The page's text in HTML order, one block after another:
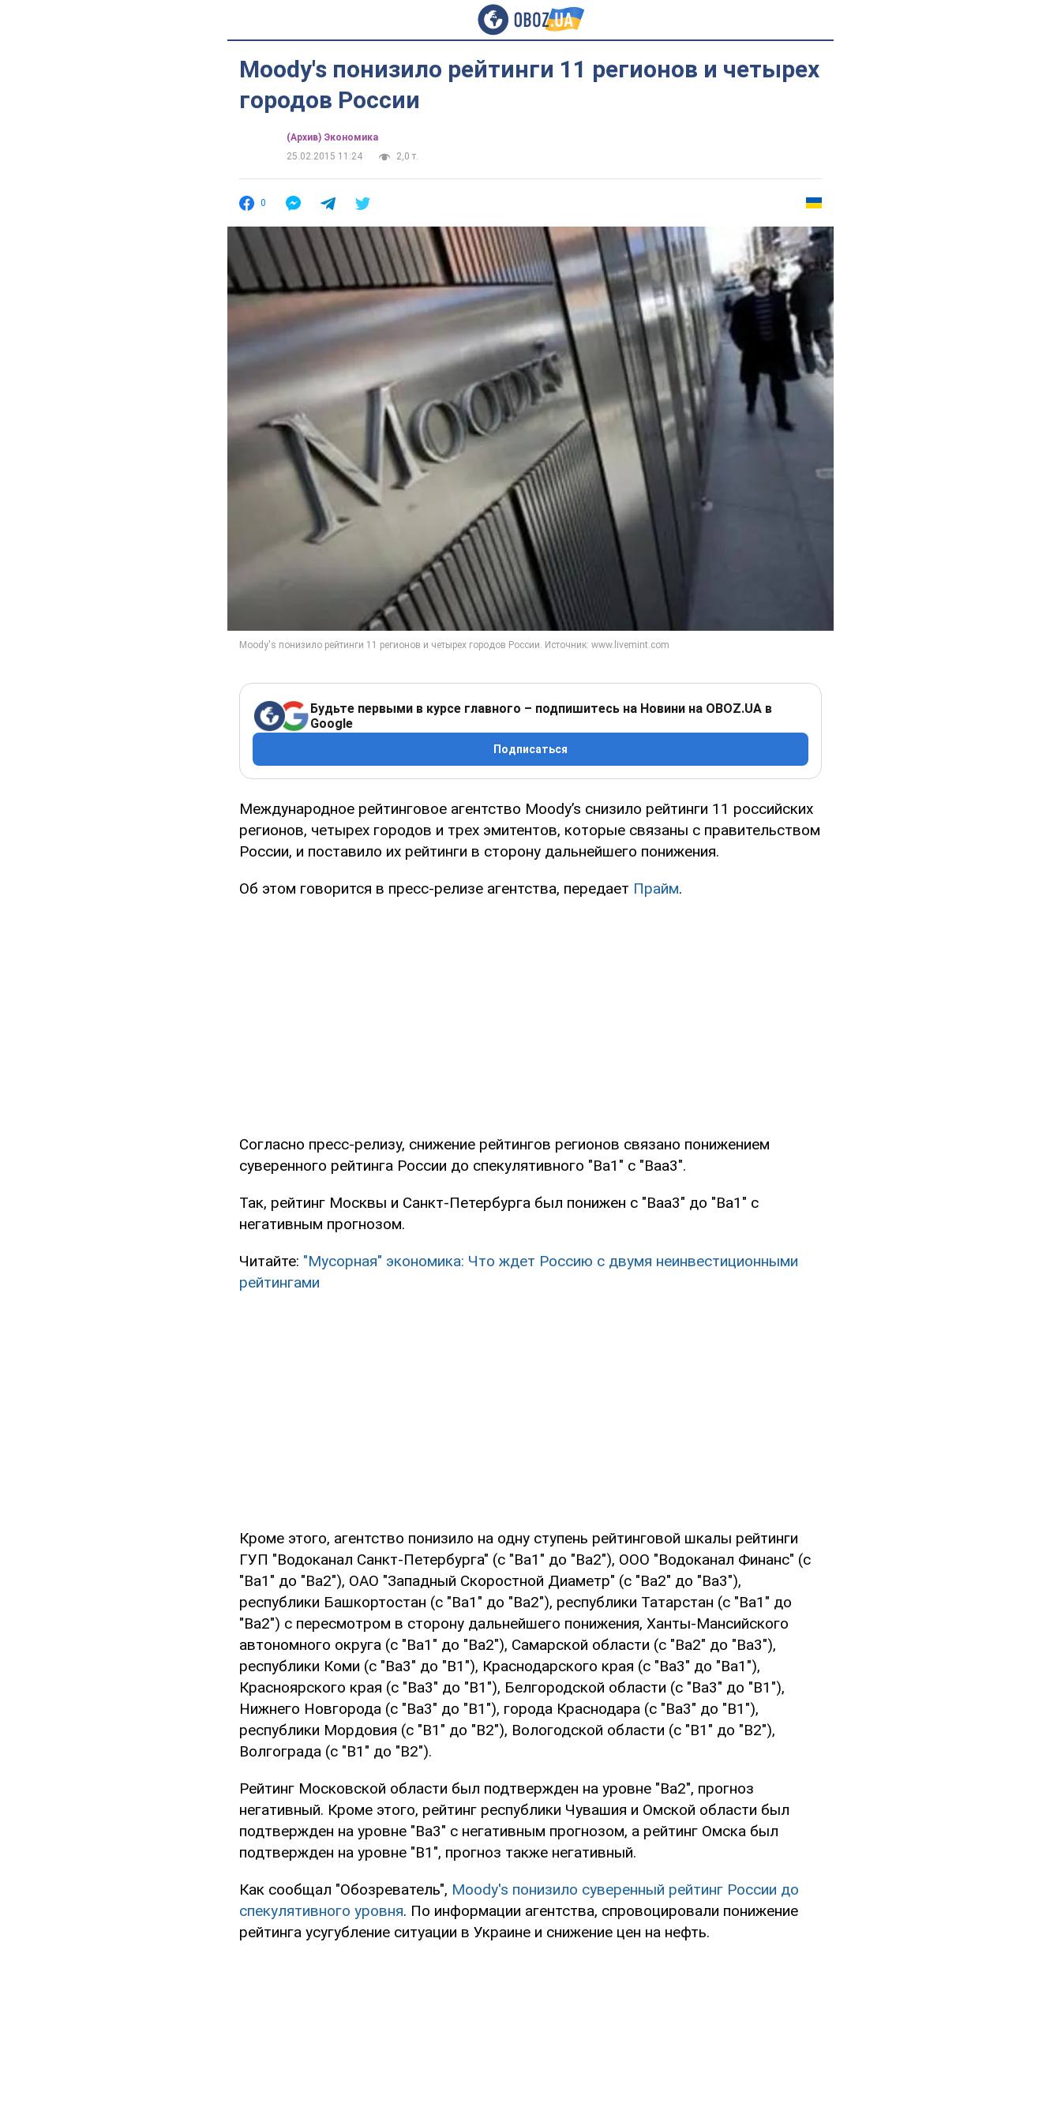
Moody's понизило рейтинги 11 регионов и четырех
городов России
(Архив) Экономика
25.02.2015 11:24
2,0 т.
0
Будьте первыми в курсе главного – подпишитесь на Новини на OBOZ.UA в
Google
Подписаться
Международное рейтинговое агентство Moody’s cнизило рейтинги 11 российских
регионов, четырех городов и трех эмитентов, которые связаны с правительством
России, и поставило их рейтинги в сторону дальнейшего понижения.
Об этом говорится в пресс-релизе агентства, передает Прайм.
Согласно пресс-релизу, снижение рейтингов регионов связано понижением
суверенного рейтинга России до спекулятивного "Ba1" с "Baa3".
Так, рейтинг Москвы и Санкт-Петербурга был понижен с "Baa3" до "Ba1" с
негативным прогнозом.
Читайте: "Мусорная" экономика: Что ждет Россию с двумя неинвестиционными
рейтингами
Кроме этого, агентство понизило на одну ступень рейтинговой шкалы рейтинги
ГУП "Водоканал Санкт-Петербурга" (с "Ba1" до "Ba2"), ООО "Водоканал Финанс" (c
"Ba1" до "Ba2"), ОАО "Западный Скоростной Диаметр" (с "Ba2" до "Ba3"),
республики Башкортостан (с "Ba1" до "Ba2"), республики Татарстан (с "Ba1" до
"Ba2") с пересмотром в сторону дальнейшего понижения, Ханты-Мансийского
автономного округа (с "Ba1" до "Ba2"), Самарской области (с "Ba2" до "Ba3"),
республики Коми (с "Ba3" до "B1"), Краснодарского края (с "Ba3" до "Ba1"),
Красноярского края (с "Ba3" до "B1"), Белгородской области (с "Ba3" до "B1"),
Нижнего Новгорода (с "Ba3" до "B1"), города Краснодара (с "Ba3" до "B1"),
республики Мордовия (с "B1" до "B2"), Вологодской области (с "B1" до "B2"),
Волгограда (с "B1" до "B2").
Рейтинг Московской области был подтвержден на уровне "Ba2", прогноз
негативный. Кроме этого, рейтинг республики Чувашия и Омской области был
подтвержден на уровне "Ba3" с негативным прогнозом, а рейтинг Омска был
подтвержден на уровне "B1", прогноз также негативный.
Как сообщал "Обозреватель", Moody's понизило суверенный рейтинг России до
спекулятивного уровня. По информации агентства, спровоцировали понижение
рейтинга усугубление ситуации в Украине и снижение цен на нефть.